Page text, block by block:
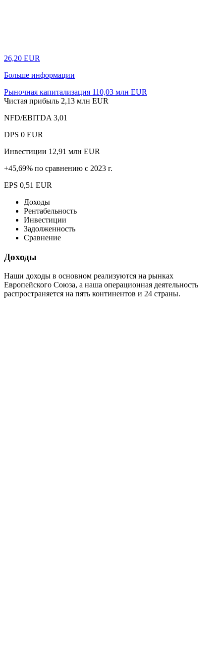
26,20 EUR
Больше информации
Рыночная капитализация 110,03 млн EUR
Чистая прибыль 2,13 млн EUR
NFD/EBITDA 3,01
DPS 0 EUR
Инвестиции 12,91 млн EUR
+45,69% по сравнению с 2023 г.
EPS 0,51 EUR
Доходы
Рентабельность
Инвестиции
Задолженность
Сравнение
Доходы
Наши доходы в основном реализуются на рынках
Европейского Союза, а наша операционная деятельность
распространяется на пять континентов и 24 страны.